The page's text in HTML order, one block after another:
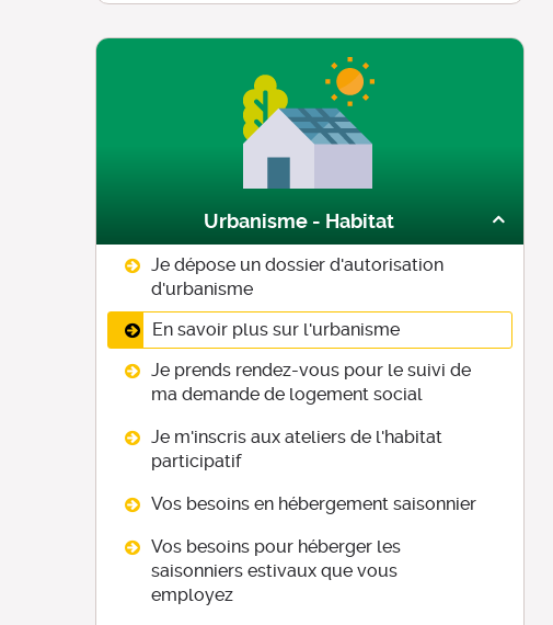
Urbanisme - Habitat
Je dépose un dossier d'autorisation
d'urbanisme
En savoir plus sur l'urbanisme
Je prends rendez-vous pour le suivi de
ma demande de logement social
Je m'inscris aux ateliers de l'habitat
participatif
Vos besoins en hébergement saisonnier
Vos besoins pour héberger les
saisonniers estivaux que vous
employez